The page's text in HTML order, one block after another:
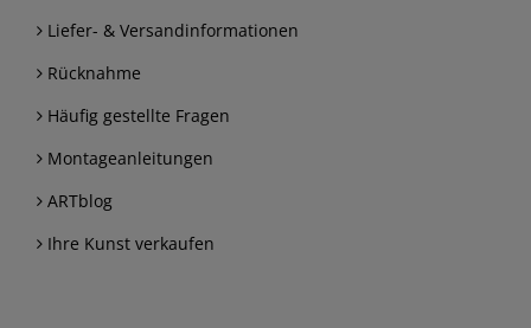
Liefer- & Versandinformationen
Rücknahme
Häufig gestellte Fragen
Montageanleitungen
ARTblog
Ihre Kunst verkaufen